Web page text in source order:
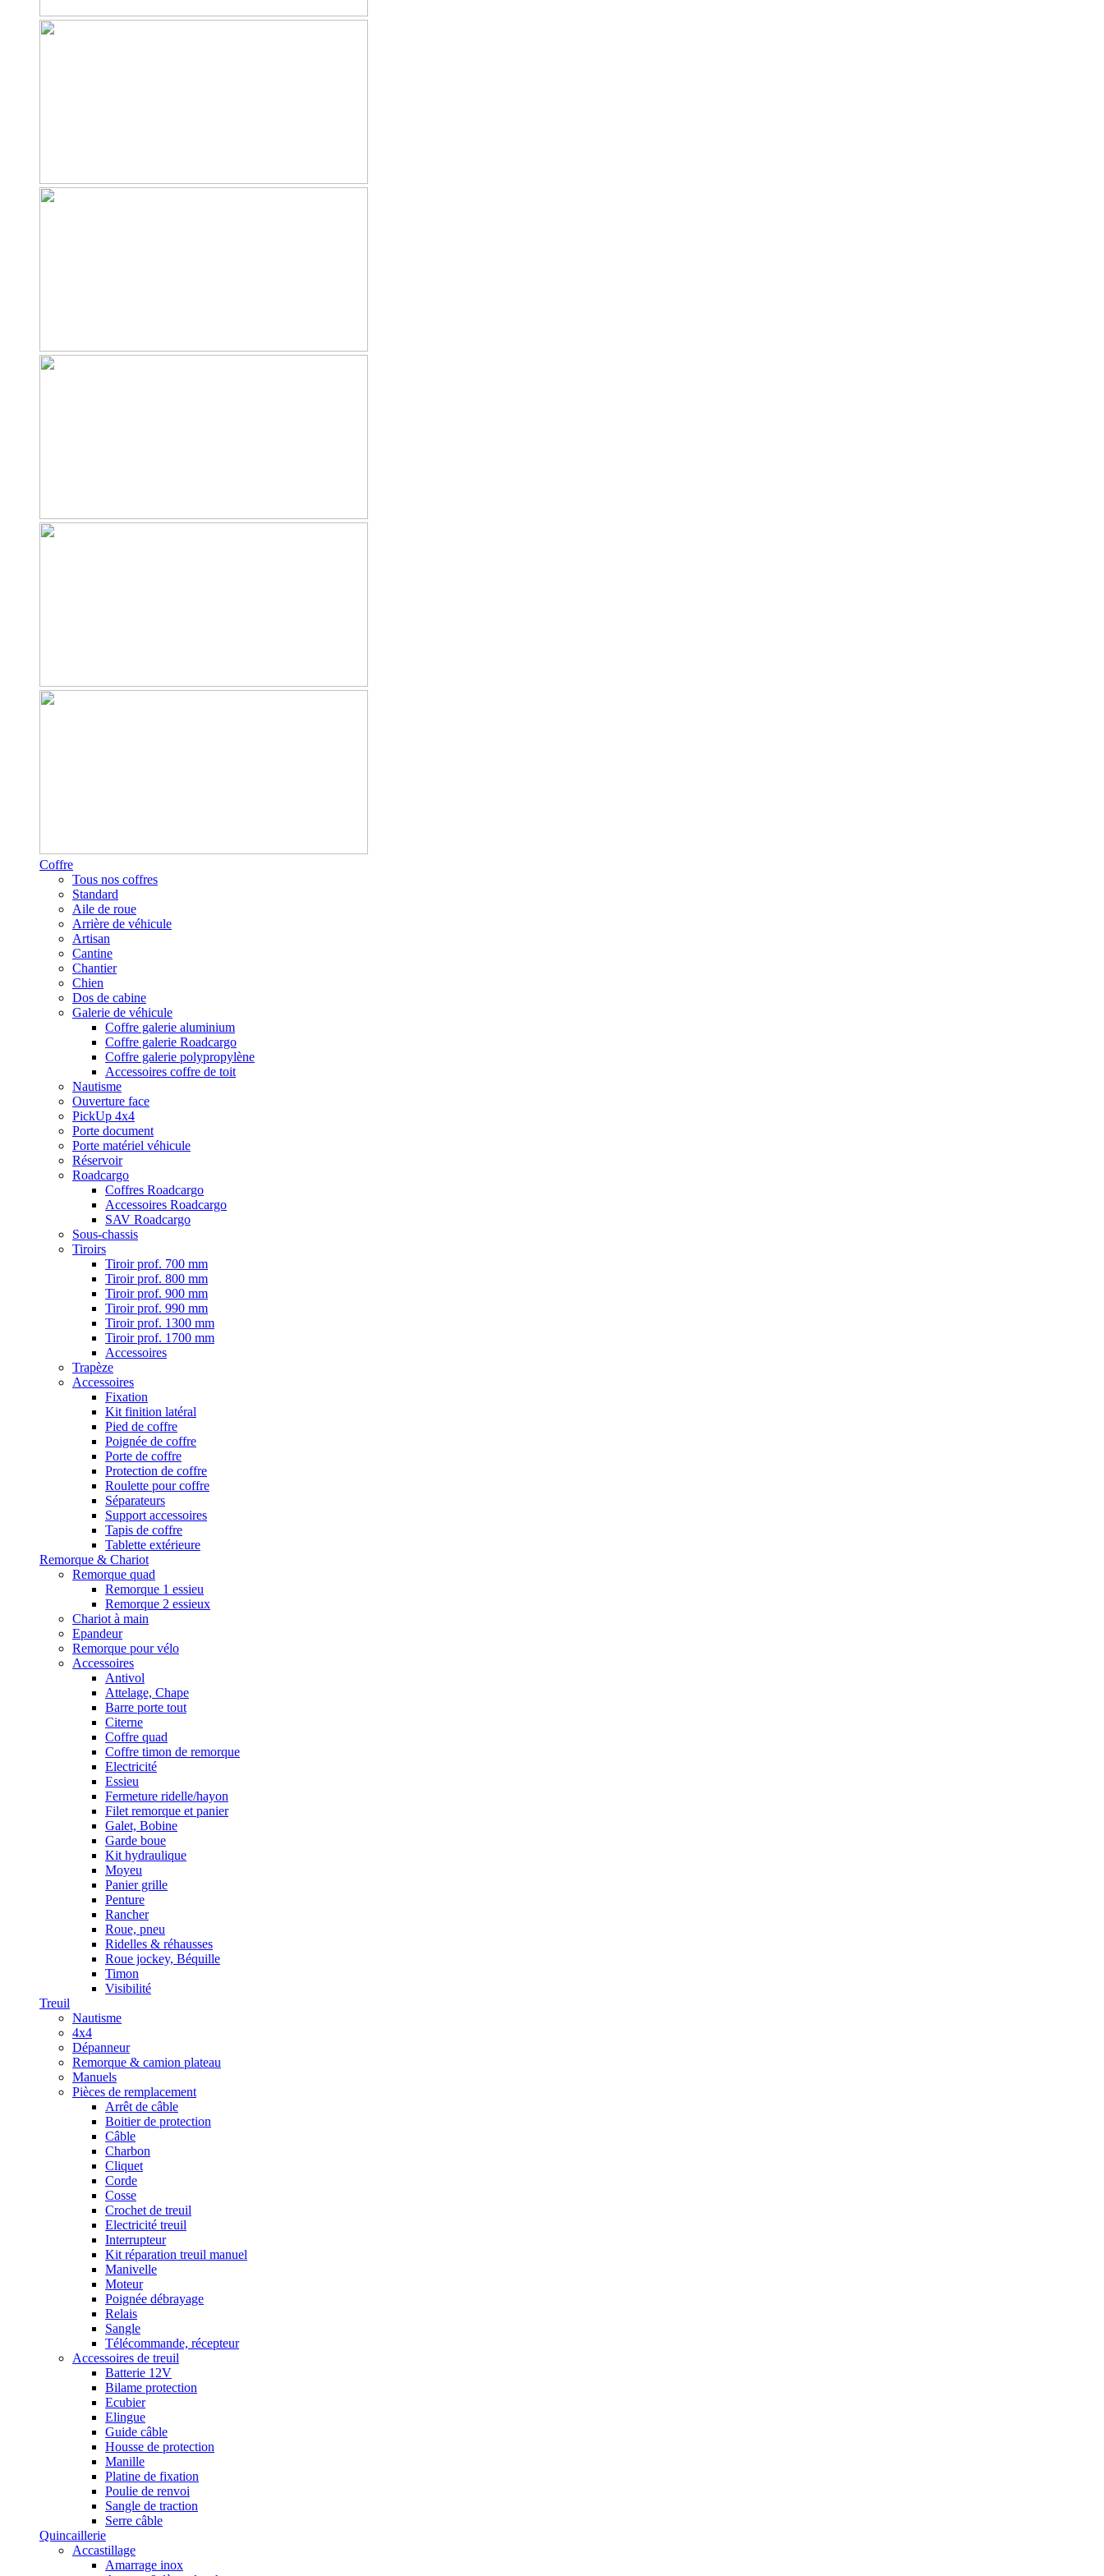
Coffre
Tous nos coffres
Standard
Aile de roue
Arrière de véhicule
Artisan
Cantine
Chantier
Chien
Dos de cabine
Galerie de véhicule
Coffre galerie aluminium
Coffre galerie Roadcargo
Coffre galerie polypropylène
Accessoires coffre de toit
Nautisme
Ouverture face
PickUp 4x4
Porte document
Porte matériel véhicule
Réservoir
Roadcargo
Coffres Roadcargo
Accessoires Roadcargo
SAV Roadcargo
Sous-chassis
Tiroirs
Tiroir prof. 700 mm
Tiroir prof. 800 mm
Tiroir prof. 900 mm
Tiroir prof. 990 mm
Tiroir prof. 1300 mm
Tiroir prof. 1700 mm
Accessoires
Trapèze
Accessoires
Fixation
Kit finition latéral
Pied de coffre
Poignée de coffre
Porte de coffre
Protection de coffre
Roulette pour coffre
Séparateurs
Support accessoires
Tapis de coffre
Tablette extérieure
Remorque & Chariot
Remorque quad
Remorque 1 essieu
Remorque 2 essieux
Chariot à main
Epandeur
Remorque pour vélo
Accessoires
Antivol
Attelage, Chape
Barre porte tout
Citerne
Coffre quad
Coffre timon de remorque
Electricité
Essieu
Fermeture ridelle/hayon
Filet remorque et panier
Galet, Bobine
Garde boue
Kit hydraulique
Moyeu
Panier grille
Penture
Rancher
Roue, pneu
Ridelles & réhausses
Roue jockey, Béquille
Timon
Visibilité
Treuil
Nautisme
4x4
Dépanneur
Remorque & camion plateau
Manuels
Pièces de remplacement
Arrêt de câble
Boitier de protection
Câble
Charbon
Cliquet
Corde
Cosse
Crochet de treuil
Electricité treuil
Interrupteur
Kit réparation treuil manuel
Manivelle
Moteur
Poignée débrayage
Relais
Sangle
Télécommande, récepteur
Accessoires de treuil
Batterie 12V
Bilame protection
Ecubier
Elingue
Guide câble
Housse de protection
Manille
Platine de fixation
Poulie de renvoi
Sangle de traction
Serre câble
Quincaillerie
Accastillage
Amarrage inox